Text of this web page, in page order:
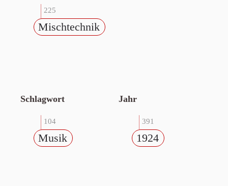
225
Mischtechnik
Schlagwort
104
Musik
Jahr
391
1924